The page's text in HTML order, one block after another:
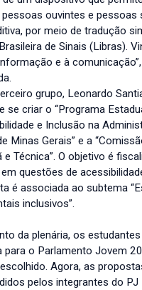
ouvintes e pessoas
por meio de tradução
de Sinais (Libras).
e à
grupo, Leonardo
se criar o “Programa
e Inclusão na
Minas Gerais” e a
e Técnica”. O objetivo é
questões de
é associada ao subtema
inclusivos”.
da plenária, os
para o Parlamento Jovem
Agora, as
pelos integrantes do PJ